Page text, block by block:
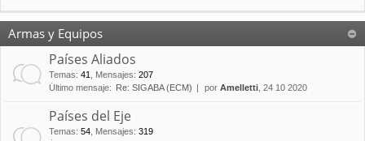
Armas y Equipos
Países Aliados
Temas: 41 Mensajes: 207
Último mensaje:
Re: SIGABA (ECM) por Amelletti , 24 10 2020
Países del Eje
Temas: 54 Mensajes: 319